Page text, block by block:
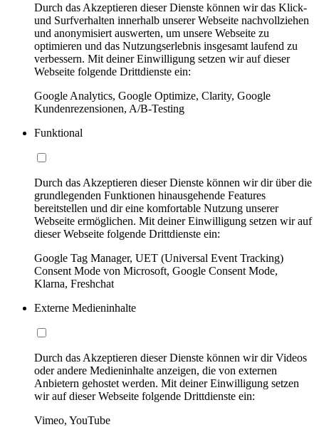
Durch das Akzeptieren dieser Dienste können wir das Klick-
und Surfverhalten innerhalb unserer Webseite nachvollziehen
und anonymisiert auswerten, um unsere Webseite zu
optimieren und das Nutzungserlebnis insgesamt laufend zu
verbessern. Mit deiner Einwilligung setzen wir auf dieser
Webseite folgende Drittdienste ein:
Google Analytics, Google Optimize, Clarity, Google
Kundenrezensionen, A/B-Testing
Funktional
Durch das Akzeptieren dieser Dienste können wir dir über die
grundlegenden Funktionen hinausgehende Features
bereitstellen und dir eine komfortable Nutzung unserer
Webseite ermöglichen. Mit deiner Einwilligung setzen wir auf
dieser Webseite folgende Drittdienste ein:
Google Tag Manager, UET (Universal Event Tracking)
Consent Mode von Microsoft, Google Consent Mode,
Klarna, Freshchat
Externe Medieninhalte
Durch das Akzeptieren dieser Dienste können wir dir Videos
oder andere Medieninhalte anzeigen, die von externen
Anbietern gehostet werden. Mit deiner Einwilligung setzen
wir auf dieser Webseite folgende Drittdienste ein:
Vimeo, YouTube